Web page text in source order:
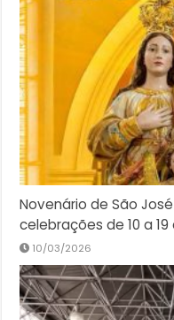
Novenário de São
celebrações de 10 a
10/03/2026